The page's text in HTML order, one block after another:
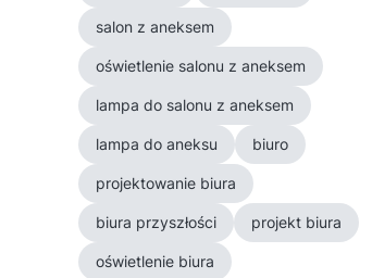
salon z aneksem
oświetlenie salonu z aneksem
lampa do salonu z aneksem
lampa do aneksu biuro
projektowanie biura
biura przyszłości projekt biura
oświetlenie biura